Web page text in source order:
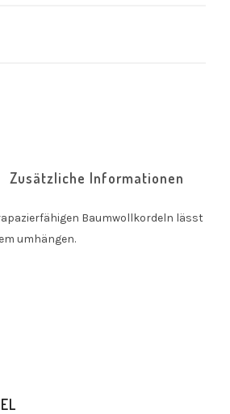
Zusätzliche Informationen
Baumwollkordeln lässt
umhängen.